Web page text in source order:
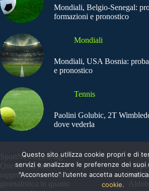
Mondiali, Belgio-Senegal:
formazioni e pronostico
Mondiali
Mondiali, USA Bosnia:
e pronostico
Tennis
Paolini Golubic, 2T
dove vederla
SportNews.BetFlag -
Questo sito non
rappresenta una testata
giornalistica in quanto
Sede
Questo sito utilizza cookie propri e di
servizi e analizzare le preferenze dei suoi
"Acconsento" l'utente accetta
cookie.